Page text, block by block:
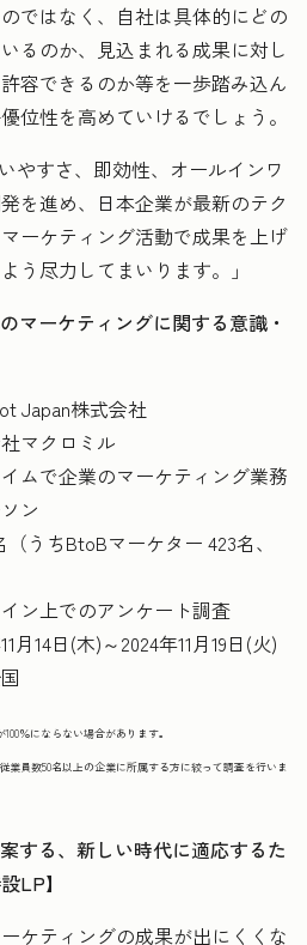
ではなく、自社は具体的にどの
るのか、見込まれる成果に対し
容できるのか等を一歩踏み込ん
位性を高めていけるでしょう。
やすさ、即効性、オールインワ
を進め、日本企業が最新のテク
ーケティング活動で成果を上げ
う尽力してまいります。」
マーケティングに関する意識・
Japan株式会社
クロミル
企業のマーケティング業務
ソン
マーケター 423名、
でのアンケート調査
日(木)～2024年11月19日(火)
％にならない場合があります。
員数50名以上の企業に所属する方に絞って調査を行いま
する、新しい時代に適応するた
LP】
ケティングの成果が出にくくな